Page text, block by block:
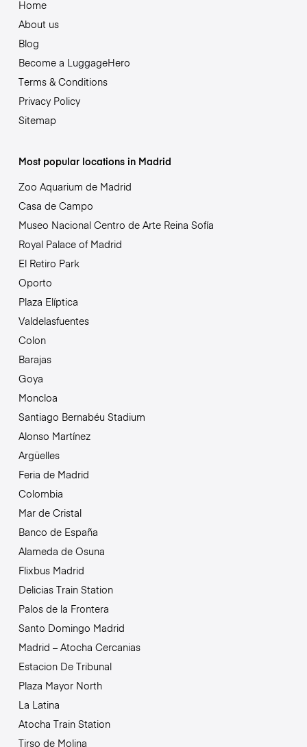
Home
About us
Blog
Become a LuggageHero
Terms & Conditions
Privacy Policy
Sitemap
Most popular locations in Madrid
Zoo Aquarium de Madrid
Casa de Campo
Museo Nacional Centro de Arte Reina Sofía
Royal Palace of Madrid
El Retiro Park
Oporto
Plaza Elíptica
Valdelasfuentes
Colon
Barajas
Goya
Moncloa
Santiago Bernabéu Stadium
Alonso Martínez
Argüelles
Feria de Madrid
Colombia
Mar de Cristal
Banco de España
Alameda de Osuna
Flixbus Madrid
Delicias Train Station
Palos de la Frontera
Santo Domingo Madrid
Madrid – Atocha Cercanias
Estacion De Tribunal
Plaza Mayor North
La Latina
Atocha Train Station
Tirso de Molina